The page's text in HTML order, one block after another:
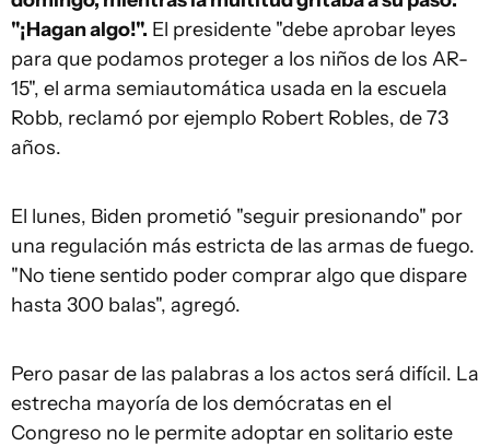
"¡Hagan algo!". El presidente "debe aprobar leyes
para que podamos proteger a los niños de los AR-
15", el arma semiautomática usada en la escuela
Robb, reclamó por ejemplo Robert Robles, de 73
años.
El lunes, Biden prometió "seguir presionando" por
una regulación más estricta de las armas de fuego.
"No tiene sentido poder comprar algo que dispare
hasta 300 balas", agregó.
Pero pasar de las palabras a los actos será difícil. La
estrecha mayoría de los demócratas en el
Congreso no le permite adoptar en solitario este